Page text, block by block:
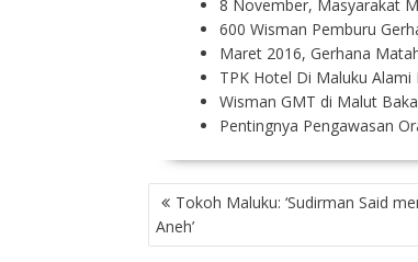
8 November, Masyarakat
600 Wisman Pemburu
Maret 2016, Gerhana
TPK Hotel Di Maluku Alami
Wisman GMT di Malut
Pentingnya Pengawasan
P
O
S
Tokoh Maluku: ‘Sudirman Said
Aneh’